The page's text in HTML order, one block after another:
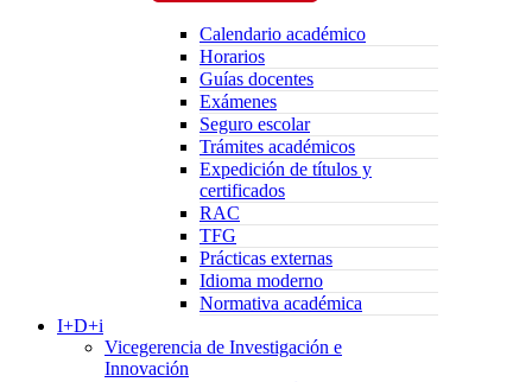
Calendario académico
Horarios
Guías docentes
Exámenes
Seguro escolar
Trámites académicos
Expedición de títulos y
certificados
RAC
TFG
Prácticas externas
Idioma moderno
Normativa académica
I+D+i
Vicegerencia de Investigación e
Innovación